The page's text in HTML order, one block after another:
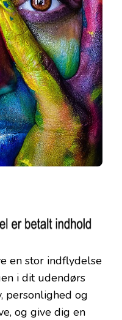
en stor indflydelse
i dit udendørs
personlighed og
og give dig en